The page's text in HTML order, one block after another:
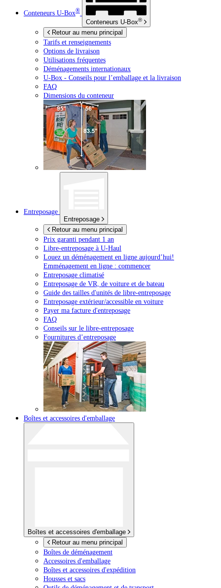
Conteneurs U-Box®
Conteneurs U-Box®
Retour au menu principal
Tarifs et renseignements
Options de livraison
Utilisations fréquentes
Déménagements internationaux
U-Box - Conseils pour l’emballage et la livraison
FAQ
Dimensions du conteneur
Entreposage
Entreposage
Retour au menu principal
Prix garanti pendant 1 an
Libre-entreposage à U-Haul
Louez un déménagement en ligne aujourd’hui!
Emménagement en ligne : commencer
Entreposage climatisé
Entreposage de VR, de voiture et de bateau
Guide des tailles d'unités de libre-entreposage
Entreposage extérieur/accessible en voiture
Payer ma facture d'entreposage
FAQ
Conseils sur le libre-entreposage
Fournitures d’entreposage
Boîtes et accessoires d'emballage
Boîtes et accessoires d'emballage
Retour au menu principal
Boîtes de déménagement
Accessoires d'emballage
Boîtes et accessoires d'expédition
Housses et sacs